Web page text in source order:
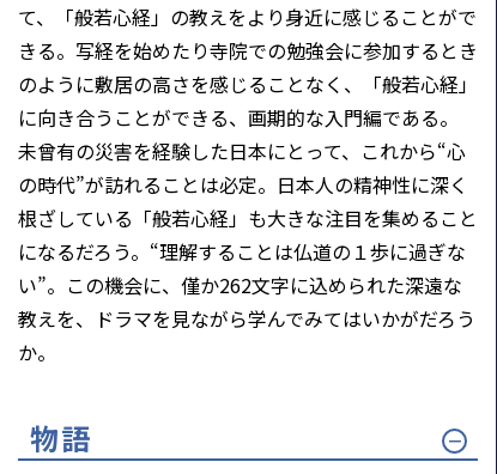
て、「般若心経」の教えをより身近に感じることがで
きる。写経を始めたり寺院での勉強会に参加するとき
のように敷居の高さを感じることなく、「般若心経」
に向き合うことができる、画期的な入門編である。
未曾有の災害を経験した日本にとって、これから“心
の時代”が訪れることは必定。日本人の精神性に深く
根ざしている「般若心経」も大きな注目を集めること
になるだろう。“理解することは仏道の１歩に過ぎな
い”。この機会に、僅か262文字に込められた深遠な
教えを、ドラマを見ながら学んでみてはいかがだろう
か。
物語